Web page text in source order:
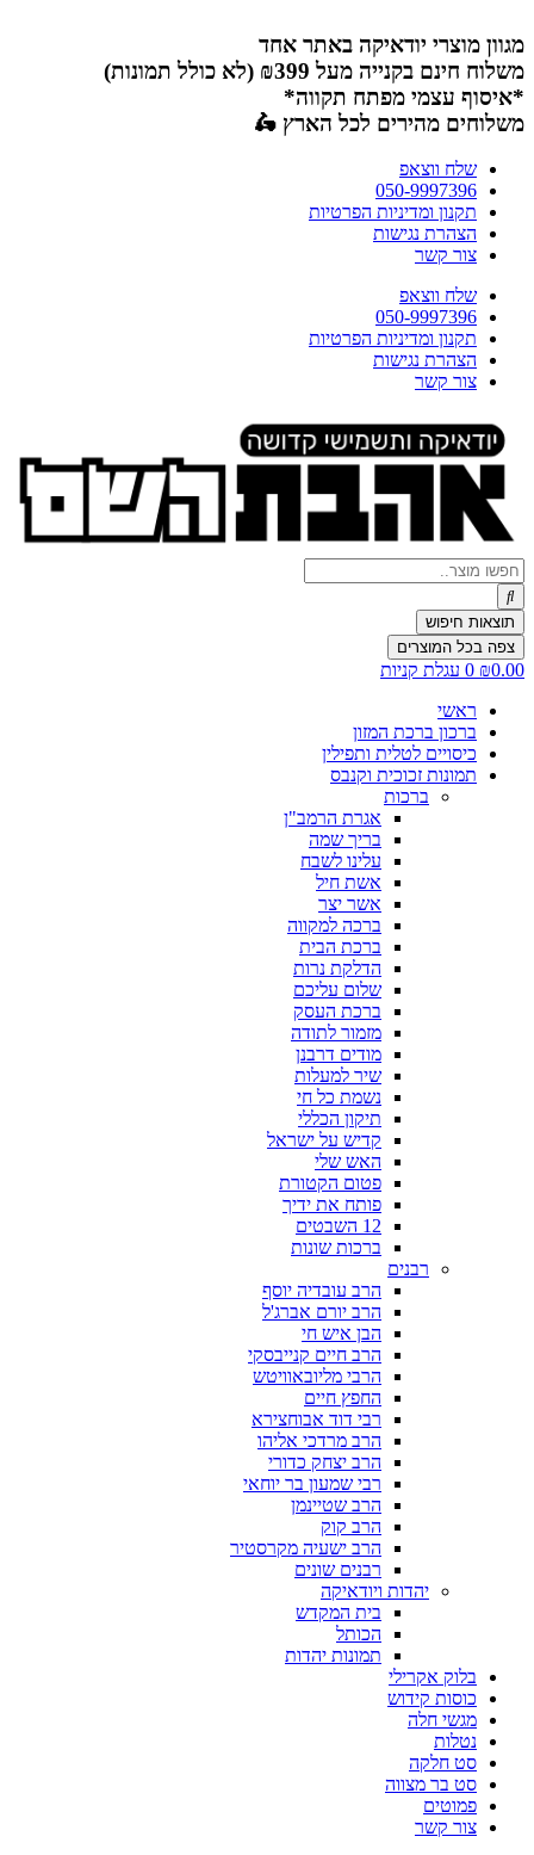
לתוכן
מגוון מוצרי יודאיקה באתר אחד
משלוח חינם בקנייה מעל ₪399 (לא כולל תמונות)
*איסוף עצמי מפתח תקווה*
משלוחים מהירים לכל הארץ 🛵
שלח ווצאפ
050-9997396
תקנון ומדיניות הפרטיות
הצהרת נגישות
צור קשר
שלח ווצאפ
050-9997396
תקנון ומדיניות הפרטיות
הצהרת נגישות
צור קשר
Search
...
תוצאות חיפוש
צפה בכל המוצרים
₪0.00
0 עגלת קניות
ראשי
ברכון ברכת המזון
כיסויים לטלית ותפילין
תמונות זכוכית וקנבס
ברכות
אגרת הרמב"ן
בריך שמה
עלינו לשבח
אשת חיל
אשר יצר
ברכה למקווה
ברכת הבית
הדלקת נרות
שלום עליכם
ברכת העסק
מזמור לתודה
מודים דרבנן
שיר למעלות
נשמת כל חי
תיקון הכללי
קדיש על ישראל
האש שלי
פטום הקטורת
פותח את ידיך
12 השבטים
ברכות שונות
רבנים
הרב עובדיה יוסף
הרב יורם אברג'ל
הבן איש חי
הרב חיים קנייבסקי
הרבי מליובאוויטש
החפץ חיים
רבי דוד אבוחצירא
הרב מרדכי אליהו
הרב יצחק כדורי
רבי שמעון בר יוחאי
הרב שטיינמן
הרב קוק
הרב ישעיה מקרסטיר
רבנים שונים
יהדות ויודאיקה
בית המקדש
הכותל
תמונות יהדות
בלוק אקרילי
כוסות קידוש
מגשי חלה
נטלות
סט חלקה
סט בר מצווה
פמוטים
צור קשר